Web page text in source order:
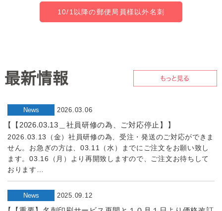
10/1以降の郵便局員様以外名刺
News 2026.03.06
【【2026.03.13＿社員研修の為、ご対応停止】】
2026.03.13（金）社員研修の為、受注・発送のご対応ができま
せん。お急ぎの方は、03.11（水）までにご注文をお願い致し
ます。03.16（月）より再開致しますので、ご注文お待ちして
おります…
News 2025.09.12